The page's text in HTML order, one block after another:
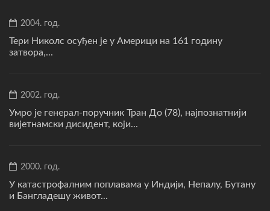
2004. год.
Тери Николс осуђен је у Америци на 161 годину
затвора,...
2002. год.
Умро је генерал-поручник Тран До (78), најпознатнији
вијетнамски дисидент, који...
2000. год.
У катастрофалним поплавама у Индији, Непалу, Бутану
и Бангладешу живот...